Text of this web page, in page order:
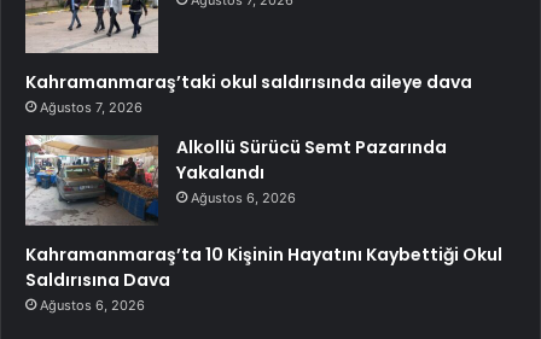
Kahramanmaraş’taki okul saldırısında aileye dava
Ağustos 7, 2026
Alkollü Sürücü Semt Pazarında
Yakalandı
Ağustos 6, 2026
Kahramanmaraş’ta 10 Kişinin Hayatını Kaybettiği Okul
Saldırısına Dava
Ağustos 6, 2026